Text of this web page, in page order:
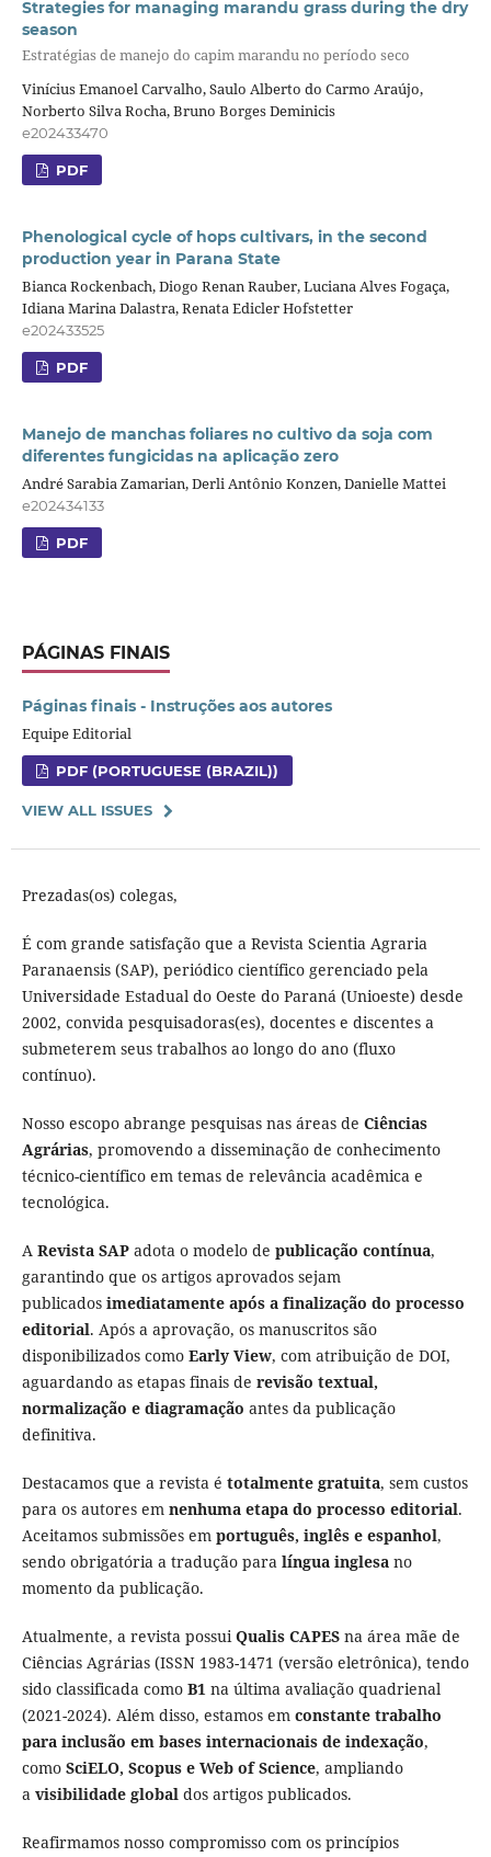
Strategies for managing marandu grass during the dry
season
Estratégias de manejo do capim marandu no período seco
Vinícius Emanoel Carvalho, Saulo Alberto do Carmo Araújo,
Norberto Silva Rocha, Bruno Borges Deminicis
e202433470
PDF
Phenological cycle of hops cultivars, in the second
production year in Parana State
Bianca Rockenbach, Diogo Renan Rauber, Luciana Alves Fogaça,
Idiana Marina Dalastra, Renata Edicler Hofstetter
e202433525
PDF
Manejo de manchas foliares no cultivo da soja com
diferentes fungicidas na aplicação zero
André Sarabia Zamarian, Derli Antônio Konzen, Danielle Mattei
e202434133
PDF
PÁGINAS FINAIS
Páginas finais - Instruções aos autores
Equipe Editorial
PDF (PORTUGUESE (BRAZIL))
VIEW ALL ISSUES
Prezadas(os) colegas,
É com grande satisfação que a Revista Scientia Agraria
Paranaensis (SAP), periódico científico gerenciado pela
Universidade Estadual do Oeste do Paraná (Unioeste) desde
2002, convida pesquisadoras(es), docentes e discentes a
submeterem seus trabalhos ao longo do ano (fluxo
contínuo).
Nosso escopo abrange pesquisas nas áreas de Ciências
Agrárias, promovendo a disseminação de conhecimento
técnico-científico em temas de relevância acadêmica e
tecnológica.
A Revista SAPadota o modelo de publicação contínua,
garantindo que os artigos aprovados sejam
publicados imediatamente após a finalização do processo
editorial. Após a aprovação, os manuscritos são
disponibilizados como Early View, com atribuição de DOI,
aguardando as etapas finais de revisão textual,
normalização e diagramação antes da publicação
definitiva.
Destacamos que a revista é totalmente gratuita, sem custos
para os autores em nenhuma etapa do processo editorial.
Aceitamos submissões em português, inglês e espanhol,
sendo obrigatória a tradução paralíngua inglesano
momento da publicação.
Atualmente, a revista possuiQualis CAPESna área mãe de
Ciências Agrárias (ISSN 1983-1471 (versão eletrônica), tendo
sido classificada como B1na última avaliação quadrienal
(2021-2024). Além disso, estamos em constante trabalho
para inclusão em bases internacionais de indexação,
como SciELO, Scopus e Web of Science, ampliando
a visibilidade globaldos artigos publicados.
Reafirmamos nosso compromisso com os princípios